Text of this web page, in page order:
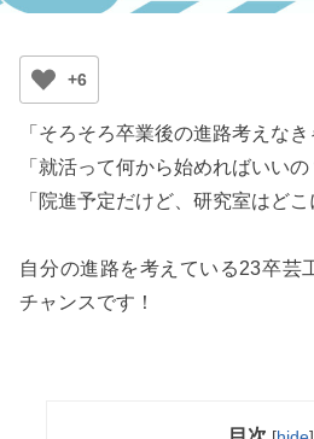
+6
「そろそろ卒業後の進路考えなき
「就活って何から始めればいいの
「院進予定だけど、研究室はど
自分の進路を考えている23卒芸
チャンスです！